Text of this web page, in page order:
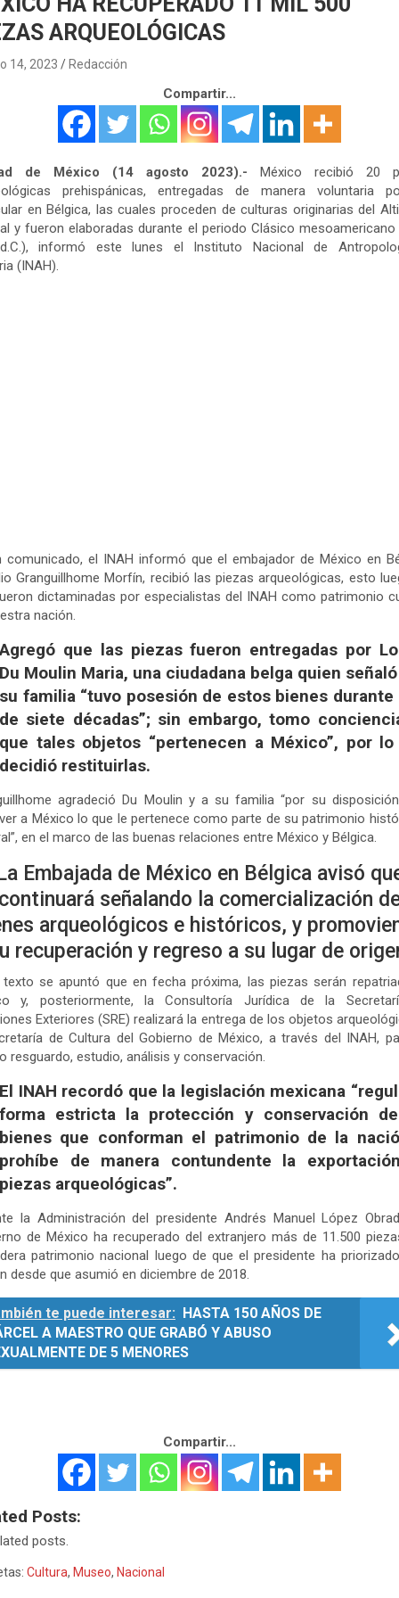
ARQUEOLÓGICAS
14, 2023 Redacción
Compartir...
de México (14 agosto 2023).- México recibió 20
prehispánicas, entregadas de manera voluntaria
en Bélgica, las cuales proceden de culturas originarias del
y fueron elaboradas durante el periodo Clásico mesoamericano
informó este lunes el Instituto Nacional de
(INAH).
comunicado, el INAH informó que el embajador de México en
Granguillhome Morfín, recibió las piezas arqueológicas, esto
dictaminadas por especialistas del INAH como patrimonio
nación.
Agregó que las piezas fueron entregadas por
Du Moulin Maria, una ciudadana belga quien
su familia “tuvo posesión de estos bienes durante
de siete décadas”; sin embargo, tomo
que tales objetos “pertenecen a México”, por lo
decidió restituirlas.
agradeció Du Moulin y a su familia “por su
a México lo que le pertenece como parte de su patrimonio
en el marco de las buenas relaciones entre México y Bélgica.
Embajada de México en Bélgica avisó
señalando la comercialización
arqueológicos e históricos, y
recuperación y regreso a su lugar de
texto se apuntó que en fecha próxima, las piezas serán
y, posteriormente, la Consultoría Jurídica de la
Exteriores (SRE) realizará la entrega de los objetos
de Cultura del Gobierno de México, a través del INAH,
resguardo, estudio, análisis y conservación.
El INAH recordó que la legislación mexicana
forma estricta la protección y conservación
bienes que conforman el patrimonio de la
prohíbe de manera contundente la
piezas arqueológicas”.
la Administración del presidente Andrés Manuel López
de México ha recuperado del extranjero más de 11.500
patrimonio nacional luego de que el presidente ha
desde que asumió en diciembre de 2018.
te puede interesar: HASTA 150 AÑOS DE
A MAESTRO QUE GRABÓ Y ABUSO
DE 5 MENORES
Compartir...
Posts:
posts.
Cultura, Museo, Nacional